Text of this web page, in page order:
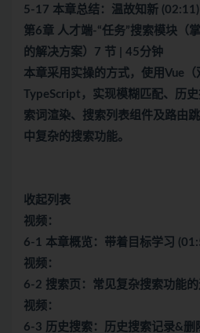
5-17 本章总结：温故知新 (02:11)
第6章 人才端-“任务”搜索模块（
的解决方案）7 节 | 45分钟
本章采用实操的方式，使用Vue（
TypeScript，实现模糊匹配、历
索词渲染、搜索列表组件及路由
中复杂的搜索功能。
收起列表
视频：
6-1 本章概览：带着目标学习
视频：
6-2 搜索页：常见复杂搜索功能
视频：
6-3 历史搜索：历史搜索记录&删